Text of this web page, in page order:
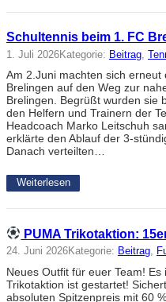
Schultennis beim 1. FC
1. Juli 2026Kategorie: Beitrag
Am 2.Juni machten sich
Brelingen auf den Weg zur
Brelingen. Begrüßt wurden sie
den Helfern und Trainern der
Headcoach Marko Leitschuh
erklärte den Ablauf der 3-
Danach verteilten…
Weiterlesen
PUMA Trikotaktion:
24. Juni 2026Kategorie: Beitrag,
Neues Outfit für euer Team!
Trikotaktion ist gestartet!
absoluten Spitzenpreis mit 60